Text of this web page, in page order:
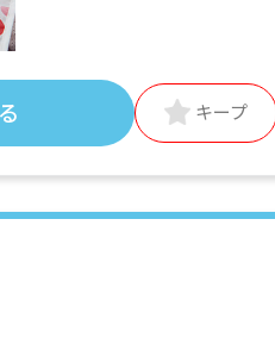
・定期的に支給される手当
交通費支給 月上限12,300円
キープ